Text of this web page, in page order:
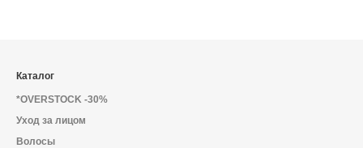
О магазине
Доставка и оплата
Каталог
*OVERSTOCK -30%
Уход за лицом
Волосы